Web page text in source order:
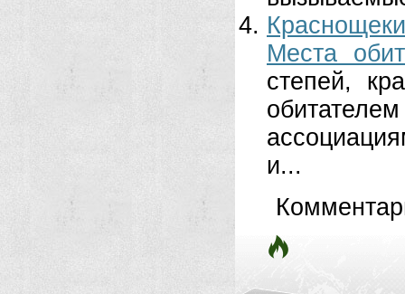
Места
степей,
и...